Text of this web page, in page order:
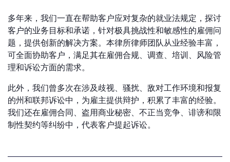
多年来，我们一直在帮助客户应对复杂的就业法规定，探讨
客户的业务目标和承诺，针对极具挑战性和敏感性的雇佣问
题，提供创新的解决方案。本律所律师团队从业经验丰富，
可全面协助客户，满足其在雇佣合规、调查、培训、风险管
理和诉讼方面的需求。
此外，我们曾多次在涉及歧视、骚扰、敌对工作环境和报复
的州和联邦诉讼中，为雇主提供辩护，积累了丰富的经验。
我们还在雇佣合同、盗用商业秘密、不正当竞争、诽谤和限
制性契约等纠纷中，代表客户提起诉讼。